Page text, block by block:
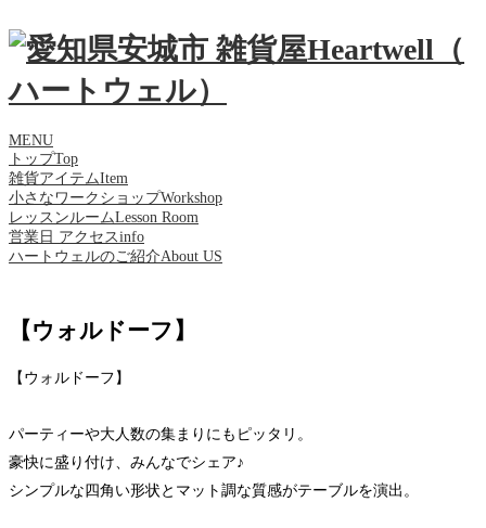
MENU
トップTop
雑貨アイテムItem
小さなワークショップWorkshop
レッスンルームLesson Room
営業日 アクセスinfo
ハートウェルのご紹介About US
【ウォルドーフ】
【ウォルドーフ】
パーティーや大人数の集まりにもピッタリ。
豪快に盛り付け、みんなでシェア♪
シンプルな四角い形状とマット調な質感がテーブルを演出。